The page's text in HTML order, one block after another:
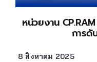
หน่วยงาน
การดั
8 สิงหาคม 2025